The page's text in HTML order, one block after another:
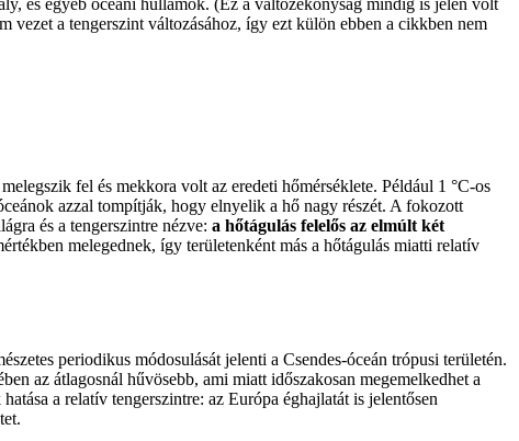
vezet a tengerszint változásához, így ezt külön ebben a cikkben nem
fel és mekkora volt az eredeti hőmérséklete. Például 1 °C-os
azzal tompítják, hogy elnyelik a hő nagy részét. A fokozott
és a tengerszintre nézve: a hőtágulás felelős az elmúlt két
melegednek, így területenként más a hőtágulás miatti relatív
periodikus módosulását jelenti a Csendes-óceán trópusi területén.
az átlagosnál hűvösebb, ami miatt időszakosan megemelkedhet a
a relatív tengerszintre: az Európa éghajlatát is jelentősen